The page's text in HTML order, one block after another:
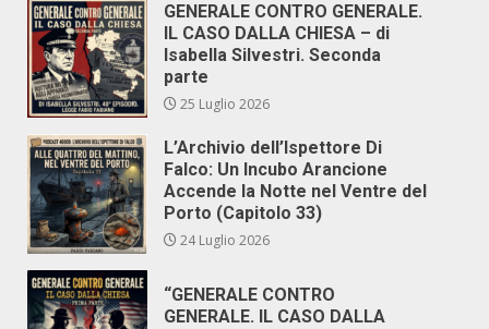
GENERALE CONTRO GENERALE.
IL CASO DALLA CHIESA – di
Isabella Silvestri. Seconda
parte
25 Luglio 2026
L’Archivio dell’Ispettore Di
Falco: Un Incubo Arancione
Accende la Notte nel Ventre del
Porto (Capitolo 33)
24 Luglio 2026
“GENERALE CONTRO
GENERALE. IL CASO DALLA